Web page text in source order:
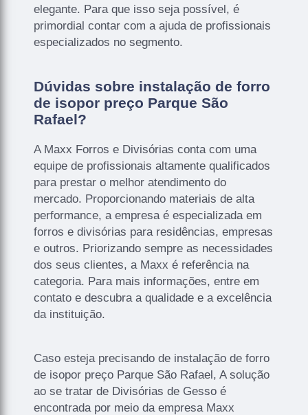
elegante. Para que isso seja possível, é
primordial contar com a ajuda de profissionais
especializados no segmento.
Dúvidas sobre instalação de forro
de isopor preço Parque São
Rafael?
A Maxx Forros e Divisórias conta com uma
equipe de profissionais altamente qualificados
para prestar o melhor atendimento do
mercado. Proporcionando materiais de alta
performance, a empresa é especializada em
forros e divisórias para residências, empresas
e outros. Priorizando sempre as necessidades
dos seus clientes, a Maxx é referência na
categoria. Para mais informações, entre em
contato e descubra a qualidade e a excelência
da instituição.
Caso esteja precisando de instalação de forro
de isopor preço Parque São Rafael, A solução
ao se tratar de Divisórias de Gesso é
encontrada por meio da empresa Maxx